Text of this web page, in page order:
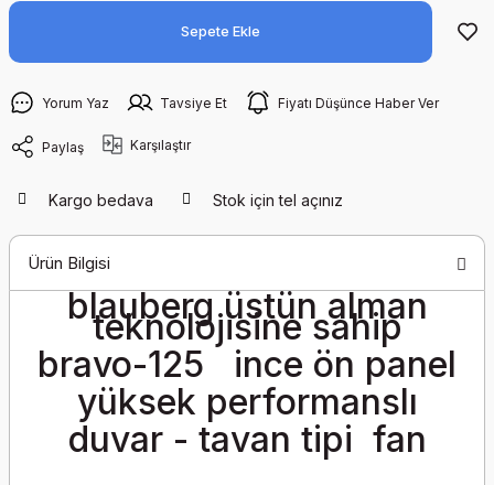
Sepete Ekle
Yorum Yaz Tavsiye Et Fiyatı Düşünce Haber Ver
Paylaş Karşılaştır
Kargo bedava Stok için tel açınız
Ürün Bilgisi
blauberg üstün alman
teknolojisine sahip
bravo-125 ince ön panel
yüksek performanslı
duvar - tavan tipi fan